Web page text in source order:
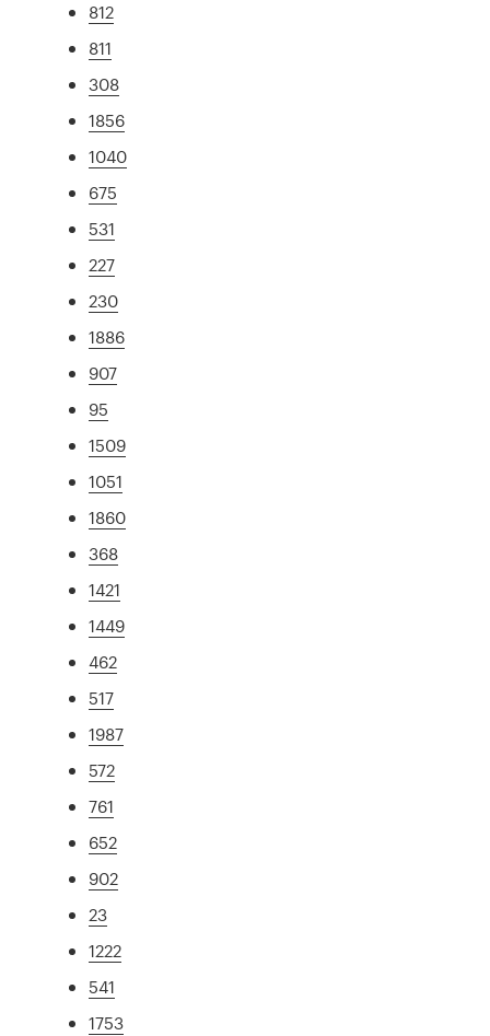
812
811
308
1856
1040
675
531
227
230
1886
907
95
1509
1051
1860
368
1421
1449
462
517
1987
572
761
652
902
23
1222
541
1753